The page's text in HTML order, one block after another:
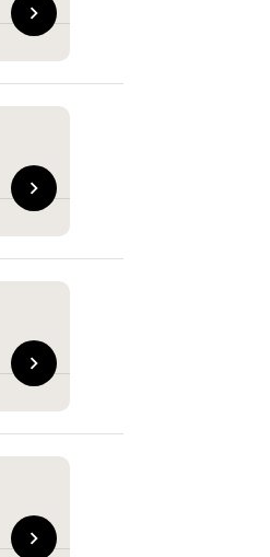
chevron_right
chevron_right
chevron_right
chevron_right